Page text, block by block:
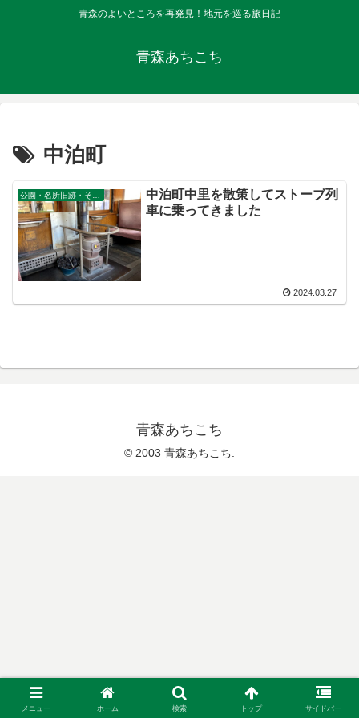
青森のよいところを再発見！地元を巡る旅日記
青森あちこち
中泊町
中泊町中里を散策してストーブ列
車に乗ってきました
2024.03.27
青森あちこち
© 2003 青森あちこち.
メニュー ホーム 検索 トップ サイドバー